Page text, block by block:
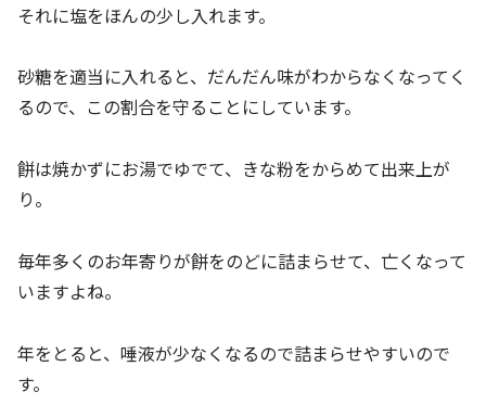
それに塩をほんの少し入れます。
砂糖を適当に入れると、だんだん味がわからなくなってく
るので、この割合を守ることにしています。
餅は焼かずにお湯でゆでて、きな粉をからめて出来上が
り。
毎年多くのお年寄りが餅をのどに詰まらせて、亡くなって
いますよね。
年をとると、唾液が少なくなるので詰まらせやすいので
す。